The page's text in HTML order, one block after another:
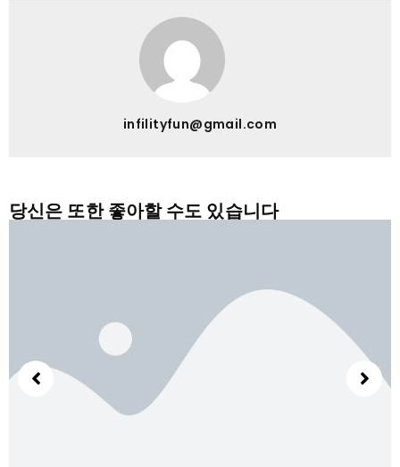
infilityfun@gmail.com
당신은 또한 좋아할 수도 있습니다